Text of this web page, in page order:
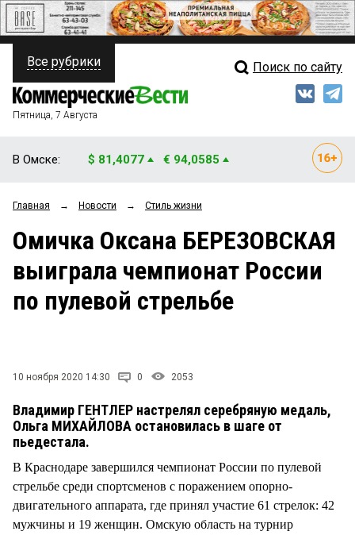
ПОЛИТИКА
ФИНАНСЫ
ОБЩЕСТВО
ЗАКОН
НОВОСТИ КОМПАНИЙ
Свежий выпуск
Рейтинги
Блоги
Архив
Все рубрики Поиск по сайту
Пятница, 7 Августа
В Омске: $ 81,4077 € 94,0585
Главная → Новости → Стиль жизни
Омичка Оксана БЕРЕЗОВСКАЯ
выиграла чемпионат России
по пулевой стрельбе
10 ноября 2020 14:30 0 2053
Владимир ГЕНТЛЕР настрелял серебряную медаль,
Ольга МИХАЙЛОВА остановилась в шаге от
пьедестала.
В Краснодаре завершился чемпионат России по пулевой
стрельбе среди спортсменов с поражением опорно-
двигательного аппарата, где принял участие 61 стрелок: 42
мужчины и 19 женщин. Омскую область на турнир